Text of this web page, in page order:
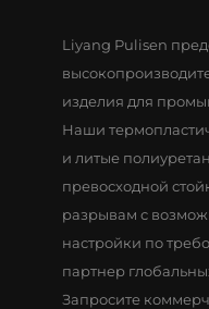
Liyang Pulisen
изделия для
Наши
и литые
превосходной
разрывам с
настройки по
партнер
Запросите